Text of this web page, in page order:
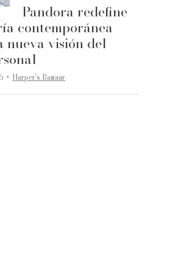
Pandora redefine
contemporánea
nueva visión del
·Harper’s Bazaar